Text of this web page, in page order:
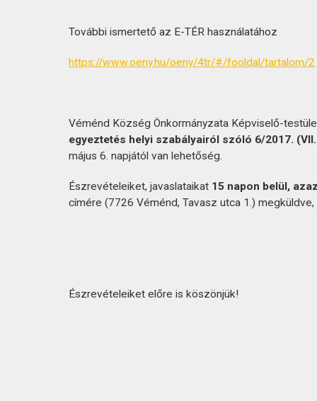
További ismertető az E-TÉR használatához
https://www.oeny.hu/oeny/4tr/#/fooldal/tartalom/2
Véménd Község Önkormányzata Képviselő-
egyeztetés helyi szabályairól szóló 6/2017.
május 6. napjától van lehetőség.
Észrevételeiket, javaslataikat 15 napon belül,
címére (7726 Véménd, Tavasz utca 1.)
Észrevételeiket előre is köszönjük!